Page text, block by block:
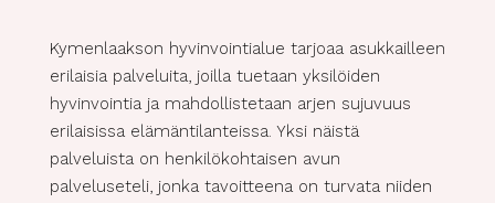
Kymenlaakson hyvinvointialue tarjoaa asukkailleen
erilaisia palveluita, joilla tuetaan yksilöiden
hyvinvointia ja mahdollistetaan arjen sujuvuus
erilaisissa elämäntilanteissa. Yksi näistä
palveluista on henkilökohtaisen avun
palveluseteli, jonka tavoitteena on turvata niiden